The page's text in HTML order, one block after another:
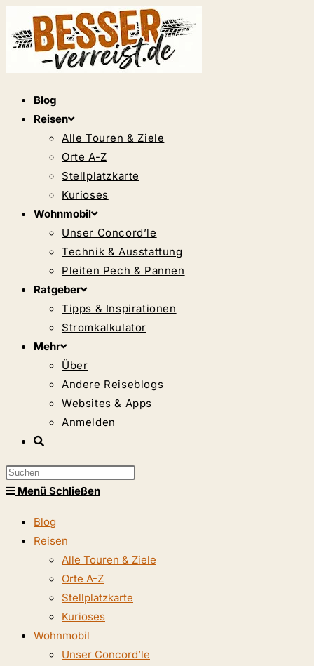
Inhalt
springen
Blog
Reisen
Alle Touren & Ziele
Orte A-Z
Stellplatzkarte
Kurioses
Wohnmobil
Unser Concord’le
Technik & Ausstattung
Pleiten Pech & Pannen
Ratgeber
Tipps & Inspirationen
Stromkalkulator
Mehr
Über
Andere Reiseblogs
Websites & Apps
Anmelden
Website-
umschalten
Press
search
Menü Schließen
Blog
Reisen
Alle Touren & Ziele
Orte A-Z
Stellplatzkarte
Kurioses
Wohnmobil
Unser Concord’le